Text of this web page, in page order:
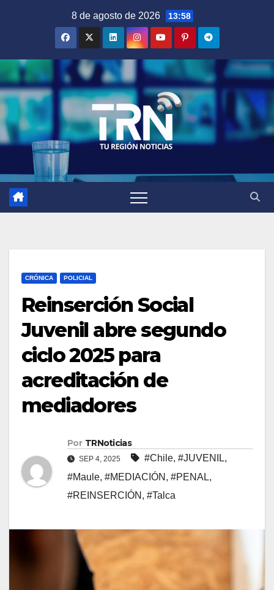
8 de agosto de 2026 13:58
CRÓNICA POLICIAL
Reinserción Social
Juvenil abre segundo
ciclo 2025 para
acreditación de
mediadores
Por TRNoticias
SEP 4, 2025 #Chile, #JUVENIL,
#Maule, #MEDIACIÓN , #PENAL,
#REINSERCIÓN , #Talca